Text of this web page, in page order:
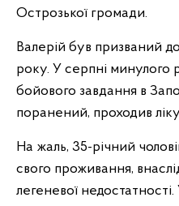
Острозької громади.
Валерій був призваний
року. У серпні минулого
бойового завдання в
поранений, проходив
На жаль, 35-річний
свого проживання,
легеневої